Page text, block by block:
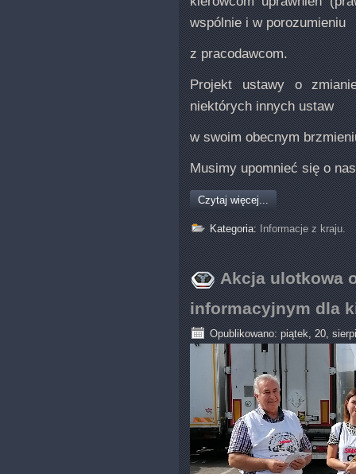
wspólnie i w porozumieniu
z pracodawcom.
Projekt ustawy o
niektórych innych ustaw
w swoim obecnym
Musimy upomnieć się o
Czytaj więcej...
Kategoria:Informacje z kraju.
Akcja ulotkowa
informacyjnym dla
Opublikowano: piątek, 20,